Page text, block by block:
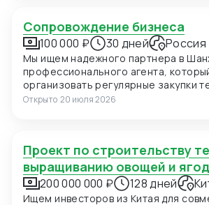
Сопровождение бизнеса
100 000 ₽ 30 дней Россия
Мы ищем надежного партнера в
профессионального агента,
организовать регулярные закупки
продукции и фурнитуры в Китае. В ближайшее время
мы планируем приехать в Шанхай
и поиск подходящих фабрик. Конкретно сейчас нас
интересуют позиции: 1. Вешалки
мужских костюмов с возможностью
логотипа (брендирование).
Открыто 20 июля 2026
Проект по строительству теплиц и
выращиванию овощей и ягод
200 000 000 ₽ 128 дней
Ищем инвесторов из Китая для